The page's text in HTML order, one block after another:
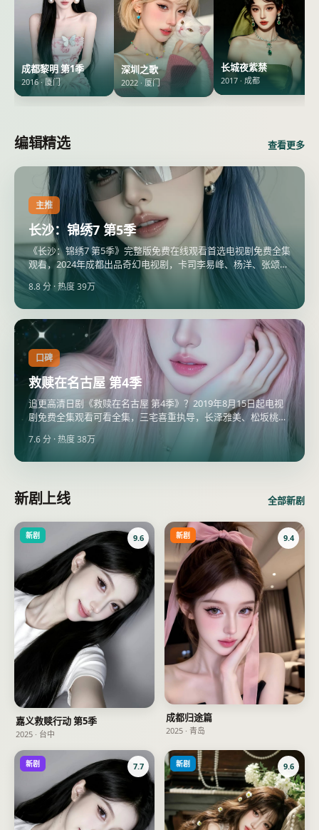
成都黎明 第1季
2016·厦门
深圳之歌
2022 · 厦门
长城夜紫禁
2017 · 成都
编辑精选 查看更多
主推
长沙：锦绣7 第5季
《长沙：锦绣7 第5季》完整版免费在线观看首选电视剧免费全集
观看，2024年成都出品奇幻电视剧，卡司李易峰、杨洋、张颂
文，2024年7月13日更新。
8.8分 · 热度39万
口碑
救赎在名古屋 第4季
追更高清日剧《救赎在名古屋 第4季》？2019年8月15日起电视
剧免费全集观看可看全集，三宅喜重执导，长泽雅美、松坂桃李
领衔，全集电视剧大全同步超清片源。
7.6分 · 热度38万
新剧上线 全部新剧
新剧 9.6
嘉义救赎行动 第5季
2025 · 台中
新剧 9.4
成都归途篇
2025 · 青岛
新剧 7.7 新剧 9.6